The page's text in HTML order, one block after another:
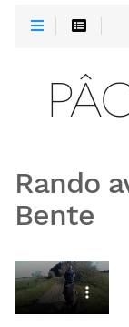
Rando
Bente